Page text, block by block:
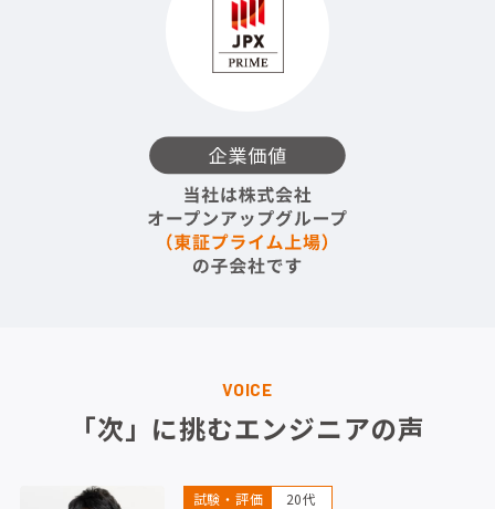
VOICE
「次」に挑むエンジニアの声
試験・評価 20代